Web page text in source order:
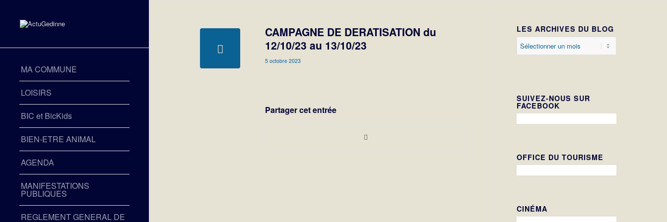
MA COMMUNE
LOISIRS
BIC et BicKids
BIEN-ETRE ANIMAL
AGENDA
MANIFESTATIONS
PUBLIQUES
REGLEMENT GENERAL DE
CAMPAGNE DE DERATISATION du
12/10/23 au 13/10/23
5 octobre 2023
Partager cet entrée
LES ARCHIVES DU BLOG
SUIVEZ-NOUS SUR
FACEBOOK
OFFICE DU TOURISME
CINÉMA